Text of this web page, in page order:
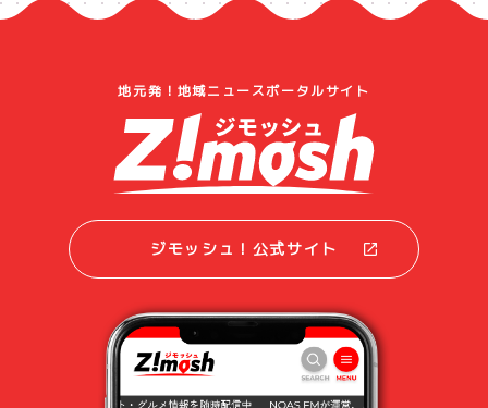
地元発！地域ニュースポータルサイト
ジモッシュ！公式サイト